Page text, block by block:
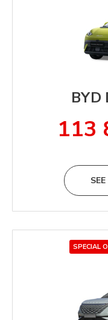
113
SPECIAL